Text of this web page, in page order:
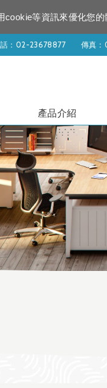
cookie等資訊來優化您
： 02-23678877 傳真
產品介紹